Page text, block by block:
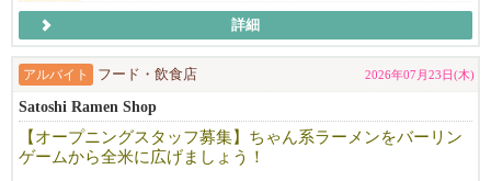
ご応募いただいた内容を確認のうえ、選考にお進みいただく場合
のみ、5日以内に弊社よりご連絡いたします。
見送らせていただいたものとしてご了承ください。
【赴任までのプロセス】
詳細
アルバイト フード・飲食店 2026年07月23日(木)
Satoshi Ramen Shop
【オープニングスタッフ募集】ちゃん系ラーメンをバーリン
ゲームから全米に広げましょう！